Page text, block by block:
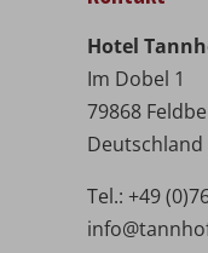
Hotel
Im Dobel 1
79868
Deutschland
Tel.: +49